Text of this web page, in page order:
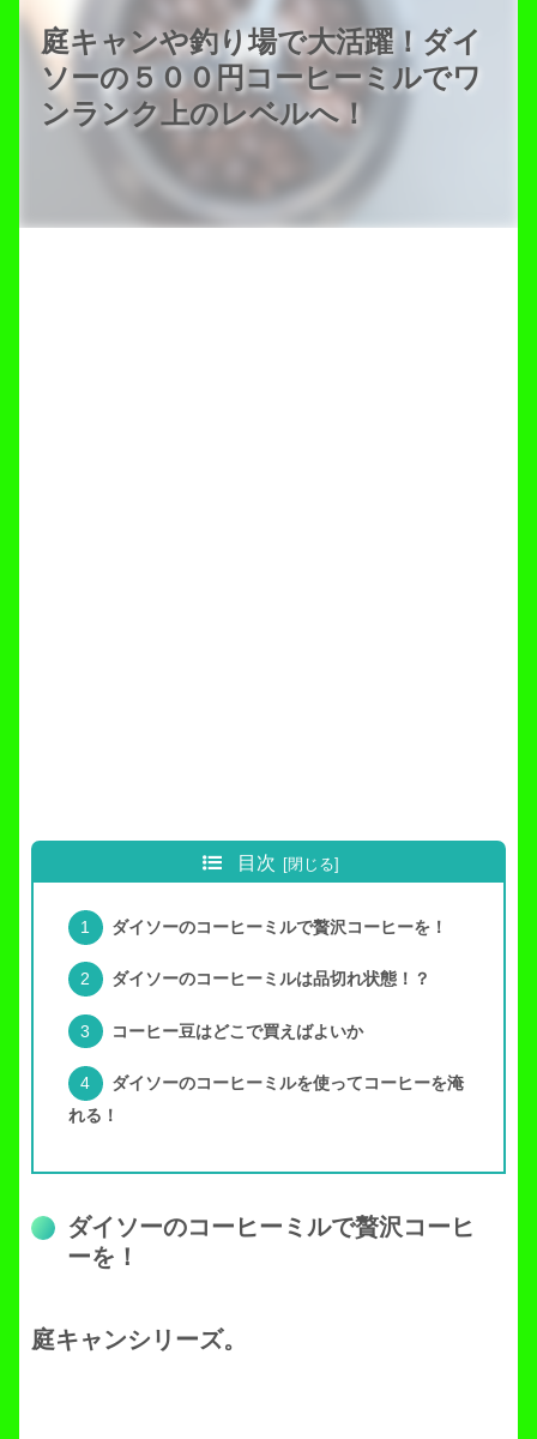
庭キャンや釣り場で大活躍！ダイ
ソーの５００円コーヒーミルでワ
ンランク上のレベルへ！
目次
ダイソーのコーヒーミルで贅沢コーヒーを！
ダイソーのコーヒーミルは品切れ状態！？
コーヒー豆はどこで買えばよいか
ダイソーのコーヒーミルを使ってコーヒーを淹
れる！
ダイソーのコーヒーミルで贅沢コーヒ
ーを！
庭キャンシリーズ。